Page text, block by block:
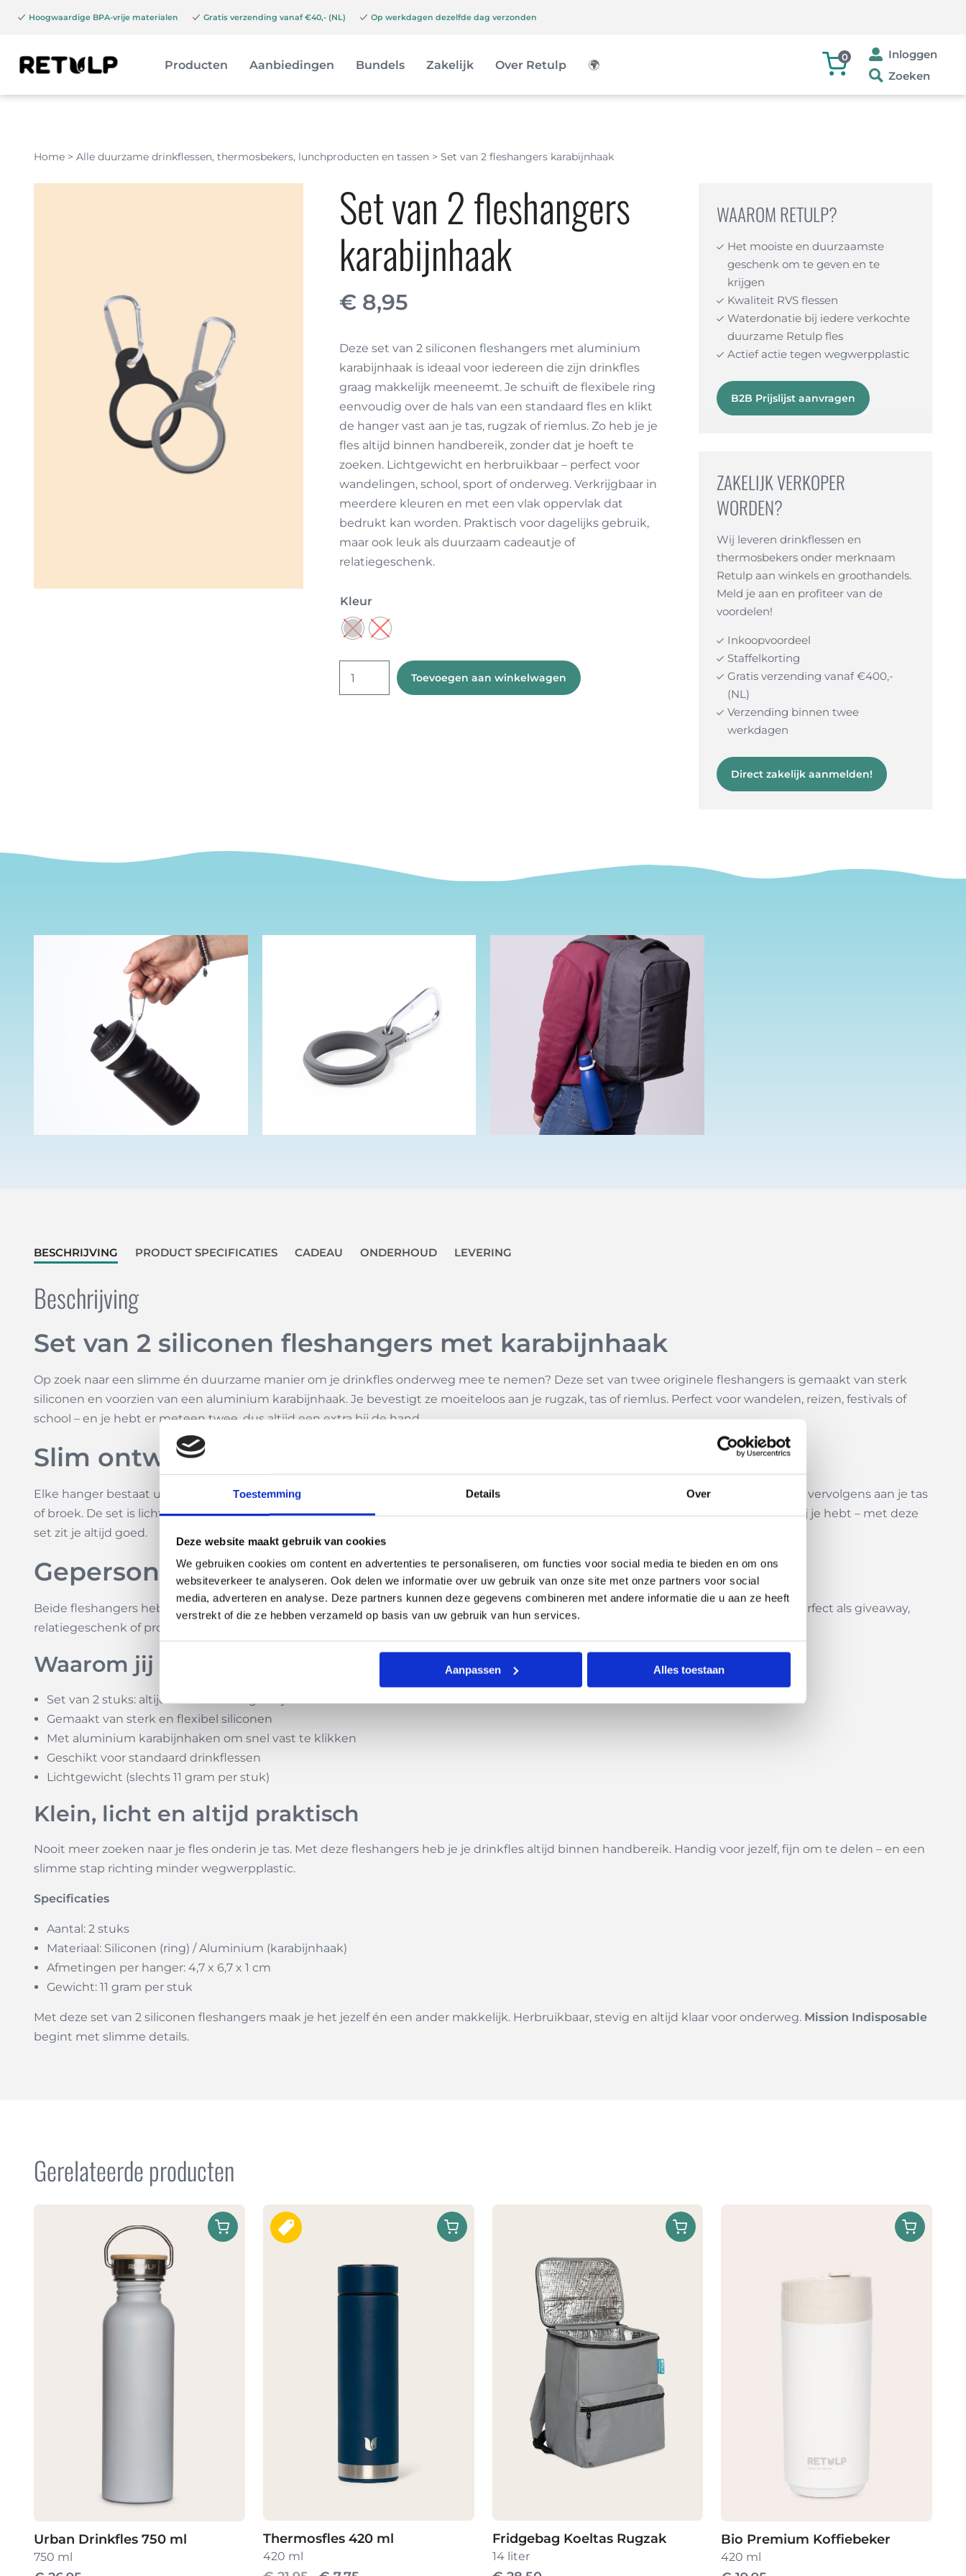
Toestemming Details Over
Deze website maakt gebruik van cookies
We gebruiken cookies om content en advertenties te personaliseren, om functies voor social media te bieden en om ons
websiteverkeer te analyseren. Ook delen we informatie over uw gebruik van onze site met onze partners voor social
media, adverteren en analyse. Deze partners kunnen deze gegevens combineren met andere informatie die u aan ze heeft
verstrekt of die ze hebben verzameld op basis van uw gebruik van hun services.
Aanpassen Alles toestaan
Hoogwaardige BPA-vrije materialen Gratis verzending vanaf €40,- (NL) Op werkdagen dezelfde dag verzonden
Producten Aanbiedingen Bundels Zakelijk Over Retulp 🌍
0
Inloggen
Zoeken
Home > Alle duurzame drinkflessen, thermosbekers, lunchproducten en tassen > Set van 2 fleshangers karabijnhaak
Set van 2 fleshangers
karabijnhaak
€ 8,95
Deze set van 2 siliconen fleshangers met aluminium
karabijnhaak is ideaal voor iedereen die zijn drinkfles
graag makkelijk meeneemt. Je schuift de flexibele ring
eenvoudig over de hals van een standaard fles en klikt
de hanger vast aan je tas, rugzak of riemlus. Zo heb je je
fles altijd binnen handbereik, zonder dat je hoeft te
zoeken. Lichtgewicht en herbruikbaar – perfect voor
wandelingen, school, sport of onderweg. Verkrijgbaar in
meerdere kleuren en met een vlak oppervlak dat
bedrukt kan worden. Praktisch voor dagelijks gebruik,
maar ook leuk als duurzaam cadeautje of
relatiegeschenk.
Kleur
Toevoegen aan winkelwagen
WAAROM RETULP?
Het mooiste en duurzaamste
geschenk om te geven en te
krijgen
Kwaliteit RVS flessen
Waterdonatie bij iedere verkochte
duurzame Retulp fles
Actief actie tegen wegwerpplastic
B2B Prijslijst aanvragen
ZAKELIJK VERKOPER
WORDEN?
Wij leveren drinkflessen en
thermosbekers onder merknaam
Retulp aan winkels en groothandels.
Meld je aan en profiteer van de
voordelen!
Inkoopvoordeel
Staffelkorting
Gratis verzending vanaf €400,-
(NL)
Verzending binnen twee
werkdagen
Direct zakelijk aanmelden!
BESCHRIJVING PRODUCT SPECIFICATIES CADEAU ONDERHOUD LEVERING
Beschrijving
Set van 2 siliconen fleshangers met karabijnhaak
Op zoek naar een slimme én duurzame manier om je drinkfles onderweg mee te nemen? Deze set van twee originele fleshangers is gemaakt van sterk
siliconen en voorzien van een aluminium karabijnhaak. Je bevestigt ze moeiteloos aan je rugzak, tas of riemlus. Perfect voor wandelen, reizen, festivals of
school – en je hebt er meteen twee, dus altijd een extra bij de hand.
Slim ontwerp, extra handig per set
Elke hanger bestaat uit een flexibele siliconen ring die je eenvoudig om de hals van een fles schuift. De aluminium karabijnhaak klik je vervolgens aan je tas
of broek. De set is licht, compact en ideaal voor dagelijks gebruik. Of je nu met z’n tweeën op pad bent of gewoon graag een reserve bij je hebt – met deze
set zit je altijd goed.
Gepersonaliseerd en praktisch
Beide fleshangers hebben een vlakke zijde die geschikt is voor bedrukking. Daarmee zijn ze niet alleen handig voor jezelf, maar ook perfect als giveaway,
relatiegeschenk of promotieartikel. Kies uit diverse kleuren en voeg een persoonlijk tintje toe aan dit slimme accessoire.
Waarom jij deze set fleshangers wilt:
Set van 2 stuks: altijd een extra hanger bij de hand
Gemaakt van sterk en flexibel siliconen
Met aluminium karabijnhaken om snel vast te klikken
Geschikt voor standaard drinkflessen
Lichtgewicht (slechts 11 gram per stuk)
Klein, licht en altijd praktisch
Nooit meer zoeken naar je fles onderin je tas. Met deze fleshangers heb je je drinkfles altijd binnen handbereik. Handig voor jezelf, fijn om te delen – en een
slimme stap richting minder wegwerpplastic.
Specificaties
Aantal: 2 stuks
Materiaal: Siliconen (ring) / Aluminium (karabijnhaak)
Afmetingen per hanger: 4,7 x 6,7 x 1 cm
Gewicht: 11 gram per stuk
Met deze set van 2 siliconen fleshangers maak je het jezelf én een ander makkelijk. Herbruikbaar, stevig en altijd klaar voor onderweg. Mission Indisposable
begint met slimme details.
Gerelateerde producten
Urban Drinkfles 750 ml
750 ml
Thermosfles 420 ml
420 ml
Fridgebag Koeltas Rugzak
14 liter
Bio Premium Koffiebeker
420 ml